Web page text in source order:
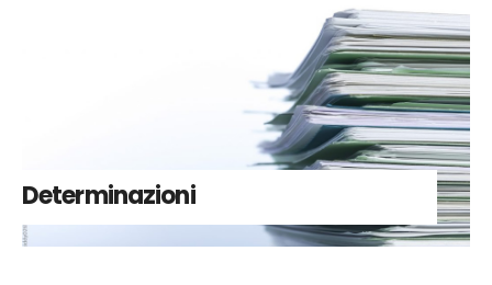
Determinazioni